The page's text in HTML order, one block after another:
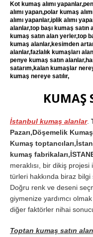
Kot kumaş alımı
alımı yapan,polar kumaş
alımı yapanlar,iplik alımı
alanlar,top başı kumaş satın
kumaş satın alan yerler,top
kumaş alanlar,kesimden
alanlar,fazlalık kumaşları
penye kumaş satın
satarım,kalan kumaşlar
kumaş nereye satılır,
KUMAŞ
İstanbul kumaş alanlar.
Pazarı,Döşemelik
Kumaş
kumaş
meraklısı, bir dikiş
türleri hakkında biraz bilgi
Doğru renk ve deseni
giymenize yardımcı
diğer faktörler nihai
Toptan kumaş satın